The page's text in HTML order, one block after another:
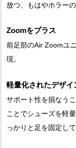
放つ、もはやホラー
Zoomをプラス
前足部のAir Zoomユ
現。
軽量化されたデザイ
サポート性を損なう
ことでシューズを軽
っかりと足を固定し